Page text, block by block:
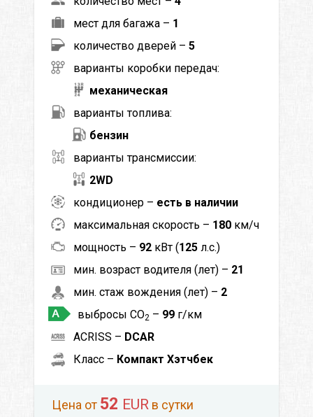
мест для багажа – 1
количество дверей – 5
варианты коробки передач:
механическая
варианты топлива:
бензин
варианты трансмиссии:
2WD
кондиционер – есть в наличии
максимальная скорость – 180 км/ч
мощность – 92 кВт (125 л.с.)
мин. возраст водителя (лет) – 21
мин. стаж вождения (лет) – 2
выбросы CO2 – 99 г/км
ACRISS – DCAR
Класс – Компакт Хэтчбек
Цена от 52 EUR в сутки